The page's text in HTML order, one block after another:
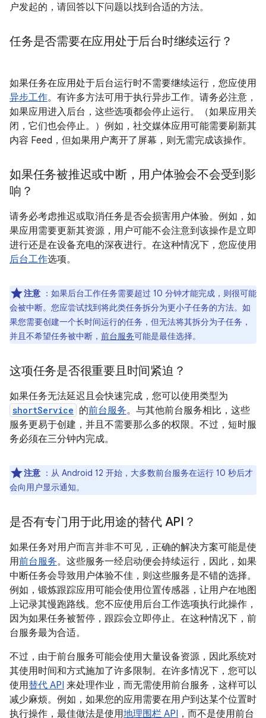
户发起的，请回答以下问题以找到合适的方法。
任务是否需要在应用处于后台时继续运行？
如果任务在应用处于后台运行时不需要继续运行，您应使用
异步工作。有许多方法可用于执行异步工作。请务必注意，
如果应用进入后台，这些选项都会停止运行。（如果应用关
闭，它们也会停止。）例如，社交媒体应用可能需要刷新其
内容 Feed，但如果用户离开了屏幕，则无需完成该操作。
如果任务被推迟或中断，用户体验会不会受到影
响？
请务必考虑推迟或取消任务是否会损害用户体验。例如，如
果应用需要更新其资源，用户可能不会注意到该操作是立即
进行还是在设备充电的深夜进行。在这种情况下，您应使用
后台工作选项。
注意 ：如果后台工作任务需要超过 10 分钟才能完成，则很可能
会被中断。您应尝试找到将此类任务拆分为更小子任务的方法。如
果您需要创建一个长时间运行的任务，但无法将其拆分为子任务，
并且不希望任务被中断， 前台服务可能是最佳选择。
这项任务是否很重要且时间紧迫？
如果任务无法延迟且会快速完成，您可以使用类型为
shortService 的前台服务。与其他前台服务相比，这些
服务更易于创建，并且不需要那么多的权限。不过，短时服
务必须在三分钟内完成。
注意 ：从 Android 12 开始，大多数前台服务在运行 10 秒后才
会向用户显示通知。
是否有专门用于此用途的替代 API？
如果任务对用户而言并非不可见，正确的解决方案可能是使
用前台服务。这些服务一经启动便会持续运行，因此，如果
中断任务会导致用户体验不佳，则这些服务是不错的选择。
例如，锻炼跟踪应用可能会使用位置传感器，让用户在地图
上记录其慢跑路线。您不应使用后台工作选项执行此操作，
因为如果任务被暂停，跟踪会立即停止。在这种情况下，前
台服务最为合适。
不过，由于前台服务可能会使用大量设备资源，因此系统对
其使用时间和方式施加了许多限制。在许多情况下，您可以
使用替代 API 来处理作业，而无需使用前台服务，这样可以
减少麻烦。例如，如果您的应用需要在用户到达某个位置时
执行操作，最佳做法是使用地理围栏 API ，而不是使用前台